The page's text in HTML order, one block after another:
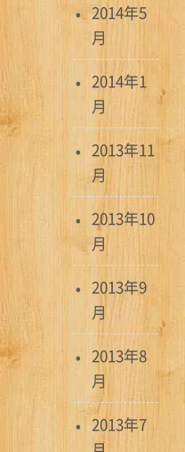
2014年5
月
2014年1
月
2013年11
月
2013年10
月
2013年9
月
2013年8
月
2013年7